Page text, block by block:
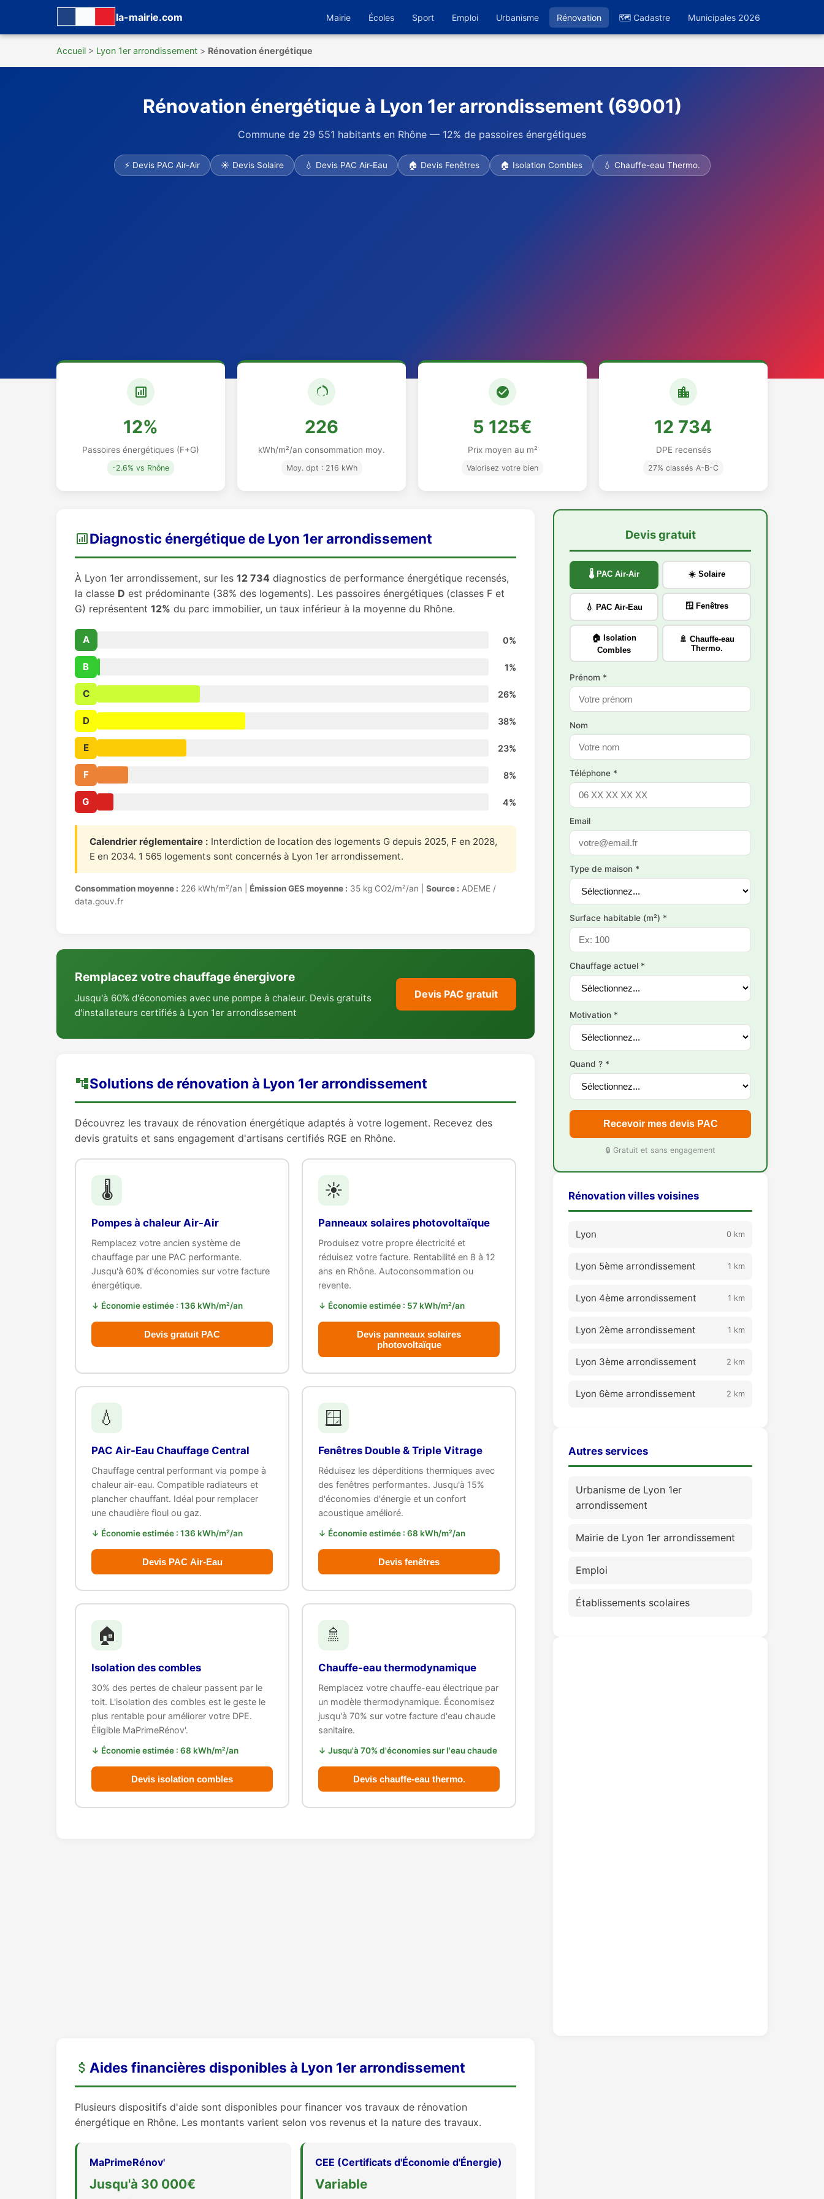
la-mairie.com Mairie Écoles Sport Emploi Urbanisme Rénovation 🗺 Cadastre Municipales 2026
Accueil > Lyon 1er arrondissement > Rénovation énergétique
Rénovation énergétique à Lyon 1er arrondissement (69001)
Commune de 29 551 habitants en Rhône — 12% de passoires énergétiques
⚡ Devis PAC Air-Air ☀ Devis Solaire 💧 Devis PAC Air-Eau 🏠 Devis Fenêtres 🏠 Isolation Combles 💧 Chauffe-eau Thermo.
12%
Passoires énergétiques (F+G)
-2.6% vs Rhône
226
kWh/m²/an consommation moy.
Moy. dpt : 216 kWh
5 125€
Prix moyen au m²
Valorisez votre bien
12 734
DPE recensés
27% classés A-B-C
Diagnostic énergétique de Lyon 1er arrondissement
À Lyon 1er arrondissement, sur les 12 734 diagnostics de performance énergétique recensés,
la classe D est prédominante (38% des logements). Les passoires énergétiques (classes F et
G) représentent 12% du parc immobilier, un taux inférieur à la moyenne du Rhône.
A 0%
B 1%
C 26%
D 38%
E 23%
F 8%
G 4%
Calendrier réglementaire : Interdiction de location des logements G depuis 2025, F en 2028,
E en 2034. 1 565 logements sont concernés à Lyon 1er arrondissement.
Consommation moyenne : 226 kWh/m²/an | Émission GES moyenne : 35 kg CO2/m²/an | Source : ADEME /
data.gouv.fr
Remplacez votre chauffage énergivore
Jusqu'à 60% d'économies avec une pompe à chaleur. Devis gratuits
d'installateurs certifiés à Lyon 1er arrondissement
Devis PAC gratuit
Solutions de rénovation à Lyon 1er arrondissement
Découvrez les travaux de rénovation énergétique adaptés à votre logement. Recevez des
devis gratuits et sans engagement d'artisans certifiés RGE en Rhône.
🌡️
Pompes à chaleur Air-Air
Remplacez votre ancien système de
chauffage par une PAC performante.
Jusqu'à 60% d'économies sur votre facture
énergétique.
↓ Économie estimée : 136 kWh/m²/an
Devis gratuit PAC
☀️
Panneaux solaires photovoltaïque
Produisez votre propre électricité et
réduisez votre facture. Rentabilité en 8 à 12
ans en Rhône. Autoconsommation ou
revente.
↓ Économie estimée : 57 kWh/m²/an
Devis panneaux solaires
photovoltaïque
💧
PAC Air-Eau Chauffage Central
Chauffage central performant via pompe à
chaleur air-eau. Compatible radiateurs et
plancher chauffant. Idéal pour remplacer
une chaudière fioul ou gaz.
↓ Économie estimée : 136 kWh/m²/an
Devis PAC Air-Eau
🪟
Fenêtres Double & Triple Vitrage
Réduisez les déperditions thermiques avec
des fenêtres performantes. Jusqu'à 15%
d'économies d'énergie et un confort
acoustique amélioré.
↓ Économie estimée : 68 kWh/m²/an
Devis fenêtres
🏠
Isolation des combles
30% des pertes de chaleur passent par le
toit. L'isolation des combles est le geste le
plus rentable pour améliorer votre DPE.
Éligible MaPrimeRénov'.
↓ Économie estimée : 68 kWh/m²/an
Devis isolation combles
🚿
Chauffe-eau thermodynamique
Remplacez votre chauffe-eau électrique par
un modèle thermodynamique. Économisez
jusqu'à 70% sur votre facture d'eau chaude
sanitaire.
↓ Jusqu'à 70% d'économies sur l'eau chaude
Devis chauffe-eau thermo.
Aides financières disponibles à Lyon 1er arrondissement
Plusieurs dispositifs d'aide sont disponibles pour financer vos travaux de rénovation
énergétique en Rhône. Les montants varient selon vos revenus et la nature des travaux.
MaPrimeRénov'
Jusqu'à 30 000€
CEE (Certificats d'Économie d'Énergie)
Variable
Devis gratuit
🌡️ PAC Air-Air ☀️ Solaire
💧 PAC Air-Eau 🪟 Fenêtres
🏠 Isolation
Combles
🚿 Chauffe-eau
Thermo.
Prénom *
Nom
Téléphone *
Email
Type de maison *
Surface habitable (m²) *
Chauffage actuel *
Motivation *
Quand ? *
Recevoir mes devis PAC
🔒 Gratuit et sans engagement
Rénovation villes voisines
Lyon 0 km
Lyon 5ème arrondissement 1 km
Lyon 4ème arrondissement 1 km
Lyon 2ème arrondissement 1 km
Lyon 3ème arrondissement 2 km
Lyon 6ème arrondissement 2 km
Autres services
Urbanisme de Lyon 1er
arrondissement
Mairie de Lyon 1er arrondissement
Emploi
Établissements scolaires